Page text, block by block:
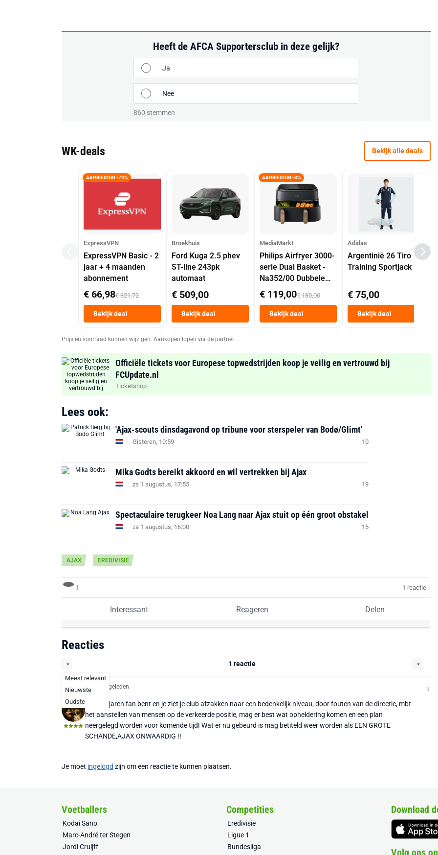
Heeft de AFCA Supportersclub in deze gelijk?
Ja
Nee
860 stemmen
WK-deals Bekijk alle deals
AANBIEDING -79%
ExpressVPN
ExpressVPN Basic - 2
jaar + 4 maanden
abonnement
€ 66,98€ 321,72
Bekijk deal
Broekhuis
Ford Kuga 2.5 phev
ST-line 243pk
automaat
€ 509,00
Bekijk deal
AANBIEDING -8%
MediaMarkt
Philips Airfryer 3000-
serie Dual Basket -
Na352/00 Dubbele
Mand 9 L Tot 6
Personen
Heteluchtfriteuse
Zwart
€ 119,00€ 130,00
Bekijk deal
Adidas
Argentinië 26 Tiro
Training Sportjack
€ 75,00
Bekijk deal
Prijs en voorraad kunnen wijzigen. Aankopen lopen via de partner.
Officiële tickets voor Europese topwedstrijden koop je veilig en vertrouwd bij
FCUpdate.nl
Ticketshop
Lees ook:
'Ajax-scouts dinsdagavond op tribune voor sterspeler van Bodø/Glimt'
Gisteren, 10:59 10
Mika Godts bereikt akkoord en wil vertrekken bij Ajax
za 1 augustus, 17:55 19
Spectaculaire terugkeer Noa Lang naar Ajax stuit op één groot obstakel
za 1 augustus, 16:00 15
AJAX EREDIVISIE
1 1 reactie
Interessant Reageren Delen
Reacties
Meest relevant
Nieuwste
Oudste
1 reactie
Laurens1 2 jaar geleden 3
Als je al jaren fan bent en je ziet je club afzakken naar een bedenkelijk niveau, door fouten van de directie, mbt
het aanstellen van mensen op de verkeerde positie, mag er best wat opheldering komen en een plan
neergelegd worden voor komende tijd! Wat er nu gebeurd is mag betiteld weer worden als EEN GROTE
SCHANDE,AJAX ONWAARDIG !!
Je moet ingelogd zijn om een reactie te kunnen plaatsen.
Voetballers
Kodai Sano
Marc-André ter Stegen
Jordi Cruijff
Competities
Eredivisie
Ligue 1
Bundesliga
Download